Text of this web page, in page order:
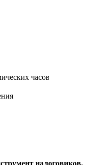
часов